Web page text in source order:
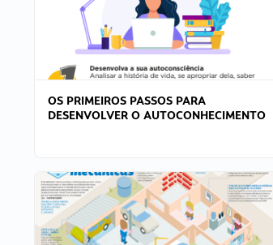
OS PRIMEIROS PASSOS PARA
DESENVOLVER O AUTOCONHECIMENTO